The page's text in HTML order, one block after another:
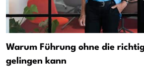
Warum Führung ohne die
gelingen kann